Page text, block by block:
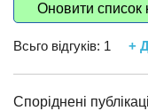
Оновити список
Всьго відгуків: 1 +
Споріднені